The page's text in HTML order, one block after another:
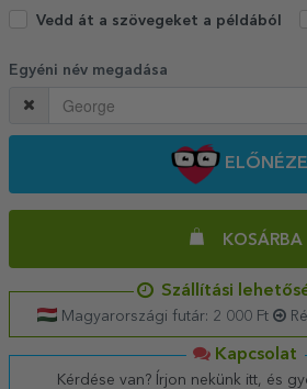
Vedd át a szövegeket a példából
Egyéni név megadása
KOSÁRBA
Szállítási
Magyarországi futár: 2 000 Ft
Kapcsolat
Kérdése van? Írjon nekünk itt, és